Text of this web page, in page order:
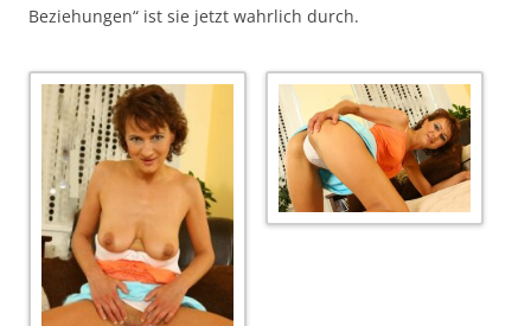
Beziehungen“ ist sie jetzt wahrlich durch.